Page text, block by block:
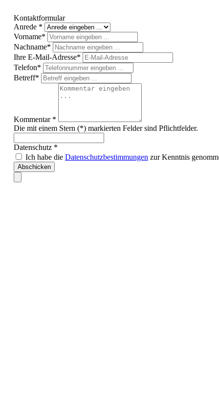
Kontaktformular
Anrede *
Vorname*
Nachname*
Ihre E-Mail-Adresse*
Telefon*
Betreff*
Kommentar *
Die mit einem Stern (*) markierten Felder sind Pflichtfelder.
Datenschutz *
Ich habe die Datenschutzbestimmungen zur Kenntnis
Abschicken